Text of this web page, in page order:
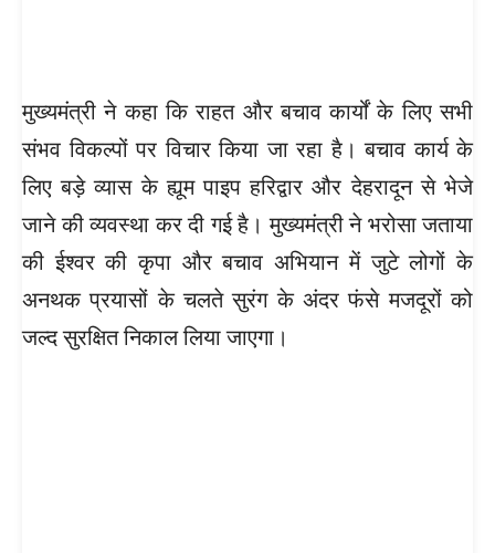
मुख्यमंत्री ने कहा कि राहत और बचाव कार्यों के लिए सभी
संभव विकल्पों पर विचार किया जा रहा है। बचाव कार्य के
लिए बड़े व्यास के ह्यूम पाइप हरिद्वार और देहरादून से भेजे
जाने की व्यवस्था कर दी गई है। मुख्यमंत्री ने भरोसा जताया
की ईश्वर की कृपा और बचाव अभियान में जुटे लोगों के
अनथक प्रयासों के चलते सुरंग के अंदर फंसे मजदूरों को
जल्द सुरक्षित निकाल लिया जाएगा।